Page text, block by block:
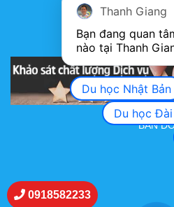
KHẢO SÁT CHẤT
BẢN
0918582233
Thanh Giang
Bạn đang quan
nào tại Thanh
Du học Nhật Bản
Du học